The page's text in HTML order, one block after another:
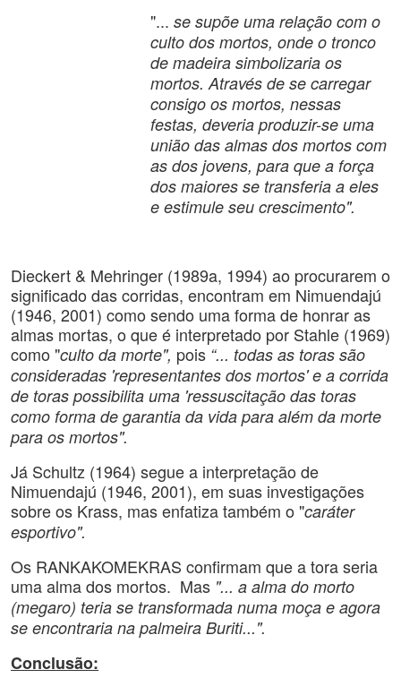
"... se supõe uma relação com o
culto dos mortos, onde o tronco
de madeira simbolizaria os
mortos. Através de se carregar
consigo os mortos, nessas
festas, deveria produzir-se uma
união das almas dos mortos com
as dos jovens, para que a força
dos maiores se transferia a eles
e estimule seu crescimento".
Dieckert & Mehringer (1989a, 1994) ao procurarem o
significado das corridas, encontram em Nimuendajú
(1946, 2001) como sendo uma forma de honrar as
almas mortas, o que é interpretado por Stahle (1969)
como "culto da morte", pois “... todas as toras são
consideradas 'representantes dos mortos' e a corrida
de toras possibilita uma 'ressuscitação das toras
como forma de garantia da vida para além da morte
para os mortos".
Já Schultz (1964) segue a interpretação de
Nimuendajú (1946, 2001), em suas investigações
sobre os Krass, mas enfatiza também o "caráter
esportivo".
Os RANKAKOMEKRAS confirmam que a tora seria
uma alma dos mortos. Mas "... a alma do morto
(megaro) teria se transformada numa moça e agora
se encontraria na palmeira Buriti...".
Conclusão: